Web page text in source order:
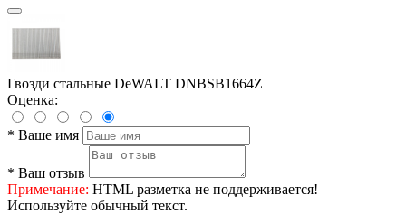
Гвозди стальные DeWALT DNBSB1664Z
Оценка:
* Ваше имя
* Ваш отзыв
Примечание: HTML разметка не поддерживается!
Используйте обычный текст.